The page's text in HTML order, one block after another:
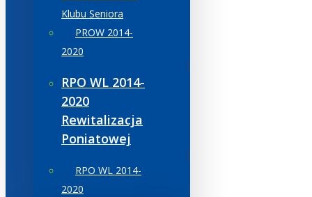
Klubu Seniora
PROW 2014-
2020
RPO WL 2014-
2020
Rewitalizacja
Poniatowej
RPO WL 2014-
2020